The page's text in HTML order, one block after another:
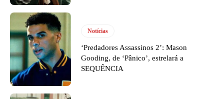
Notícias
‘Predadores Assassinos 2’: Mason
Gooding, de ‘Pânico’, estrelará a
SEQUÊNCIA